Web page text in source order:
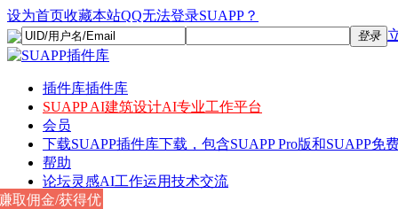
设为首页收藏本站QQ无法登录SUAPP？
登录
插件库插件库
SUAPP AI建筑设计AI专业工作平台
会员
下载SUAPP插件库下载，包含SUAPP Pro版和SUAPP免
帮助
论坛灵感AI工作运用技术交流
取佣金/获得优